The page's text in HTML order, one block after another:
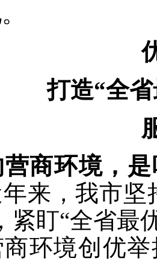
打造“全
营商环境，
来，我市坚
紧盯“全省最
环境创优